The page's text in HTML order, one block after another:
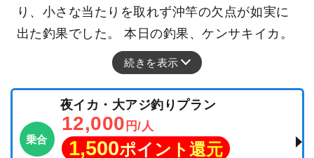
り、小さな当たりを取れず沖竿の欠点が如実に
出た釣果でした。 本日の釣果、ケンサキイカ。
続きを表示
乗合
夜イカ・大アジ釣りプラン
12,000 円/人
1,500ポイント還元